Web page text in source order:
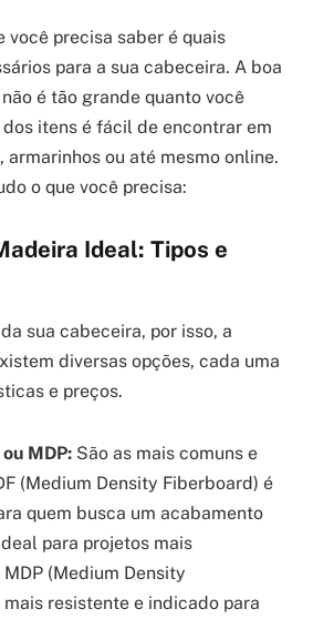
você precisa saber é quais
para a sua cabeceira. A boa
é tão grande quanto você
itens é fácil de encontrar em
armarinhos ou até mesmo online.
o que você precisa:
Ideal: Tipos e
sua cabeceira, por isso, a
diversas opções, cada uma
e preços.
MDP: São as mais comuns e
(Medium Density Fiberboard) é
quem busca um acabamento
para projetos mais
(Medium Density
resistente e indicado para